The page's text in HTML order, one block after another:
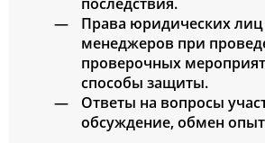
Права юридических лиц
менеджеров при
проверочных
способы защиты.
Ответы на вопросы
обсуждение, обмен